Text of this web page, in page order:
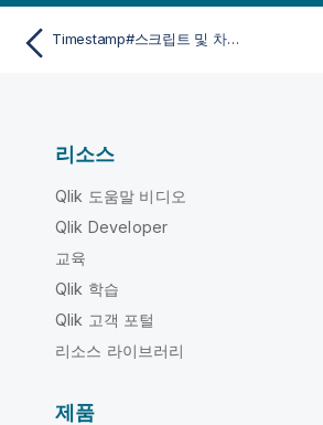
Timestamp#스크립트 및 차트 함수
리소스
Qlik 도움말 비디오
Qlik Developer
교육
Qlik 학습
Qlik 고객 포털
리소스 라이브러리
제품